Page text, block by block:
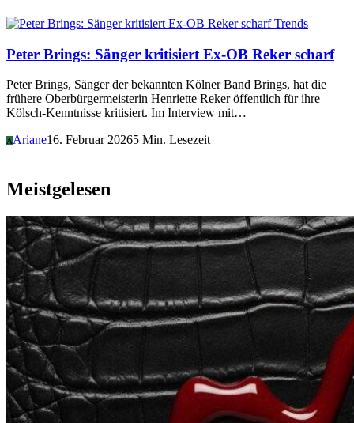
Trends
Peter Brings: Sänger kritisiert Ex-OB Reker scharf
Peter Brings, Sänger der bekannten Kölner Band Brings, hat die
frühere Oberbürgermeisterin Henriette Reker öffentlich für ihre
Kölsch-Kenntnisse kritisiert. Im Interview mit…
AAriane16. Februar 20265 Min. Lesezeit
Meistgelesen